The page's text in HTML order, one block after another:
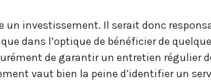
un investissement. Il serait donc
dans l’optique de bénéficier de
de garantir un entretien régulier
vaut bien la peine d’identifier un